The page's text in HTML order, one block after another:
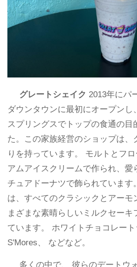
グレートシェイク 2013年にパ
ダウンタウンに最初にオープンし
スプリングスでトップの食通の目
た。この家族経営のショップは、
りを持っています。 モルトとフ
アムアイスクリームで作られ、愛
チュアドーナツで飾られています
は、すべてのクラシックとアーモ
まざまな素晴らしいミルクセー
ています。 ホワイトチョコレート
S'Mores、 などなど。
多くの中で、 彼らのデートウ